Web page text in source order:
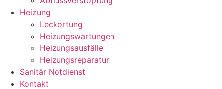
Heizung
Leckortung
Heizungswartungen
Heizungsausfälle
Heizungsreparatur
Sanitär Notdienst
Kontakt